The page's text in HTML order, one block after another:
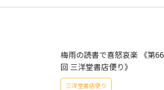
梅雨の読書で喜怒哀楽 《第66
回 三洋堂書店便り》
三洋堂書店便り